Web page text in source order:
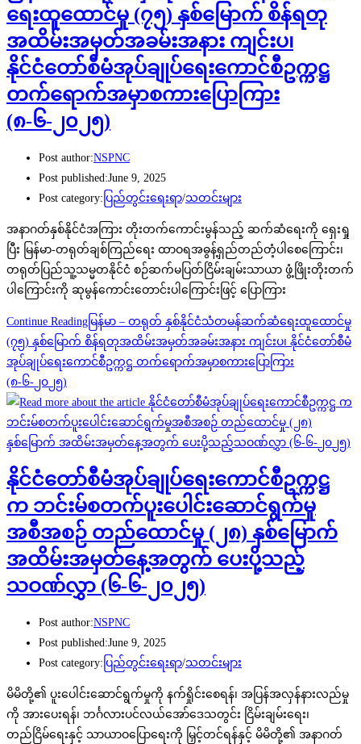
ရေးထူထောင်မှု (၇၅) နှစ်မြောက် စိန်ရတု
အထိမ်းအမှတ်အခမ်းအနား ကျင်းပ၊
နိုင်ငံတော်စီမံအုပ်ချုပ်ရေးကောင်စီဥက္ကဋ္ဌ
တက်ရောက်အမှာစကားပြောကြား
(၈-၆-၂၀၂၅)
Post author:NSPNC
Post published:June 9, 2025
Post category: ပြည်တွင်းရေးရာ/သတင်းများ
အနာဂတ်နှစ်နိုင်ငံအကြား တိုးတက်ကောင်းမွန်သည့် ဆက်ဆံရေးကို ရှေးရှု
ပြီး မြန်မာ-တရုတ်ချစ်ကြည်ရေး ထာဝရအဓွန့်ရှည်တည်တံ့ပါစေကြောင်း၊
တရုတ်ပြည်သူ့သမ္မတနိုင်ငံ စဉ်ဆက်မပြတ်ငြိမ်းချမ်းသာယာ ဖွံ့ဖြိုးတိုးတက်
ပါကြောင်းကို ဆုမွန်ကောင်းတောင်းပါကြောင်းဖြင့် ပြောကြား
Continue Reading မြန်မာ – တရုတ် နှစ်နိုင်ငံသံတမန်ဆက်ဆံရေးထူထောင်မှု
(၇၅) နှစ်မြောက် စိန်ရတုအထိမ်းအမှတ်အခမ်းအနား ကျင်းပ၊ နိုင်ငံတော်စီမံ
အုပ်ချုပ်ရေးကောင်စီဥက္ကဋ္ဌ တက်ရောက်အမှာစကားပြောကြား
(၈-၆-၂၀၂၅)
နိုင်ငံတော်စီမံအုပ်ချုပ်ရေးကောင်စီဥက္ကဋ္ဌ
က ဘင်းမ်စတက်ပူးပေါင်းဆောင်ရွက်မှု
အစီအစဉ် တည်ထောင်မှု (၂၈) နှစ်မြောက်
အထိမ်းအမှတ်နေ့အတွက် ပေးပို့သည့်
သဝဏ်လွှာ (၆-၆-၂၀၂၅)
Post author:NSPNC
Post published:June 9, 2025
Post category: ပြည်တွင်းရေးရာ/သတင်းများ
မိမိတို့၏ ပူးပေါင်းဆောင်ရွက်မှုကို နက်ရှိုင်းစေရန်၊ အပြန်အလှန်နားလည်မှု
ကို အားပေးရန်၊ ဘင်္ဂလားပင်လယ်အော်ဒေသတွင်း ငြိမ်းချမ်းရေး၊
တည်ငြိမ်ရေးနှင့် သာယာဝပြောရေးကို မြှင့်တင်ရန်နှင့် မိမိတို့၏ အနာဂတ်